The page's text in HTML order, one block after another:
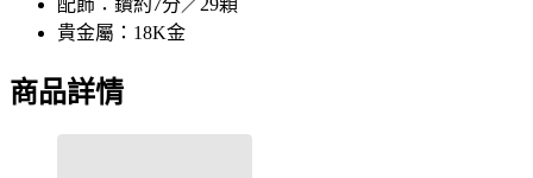
配飾：鑽約7分／29顆
貴金屬：18K金
商品詳情